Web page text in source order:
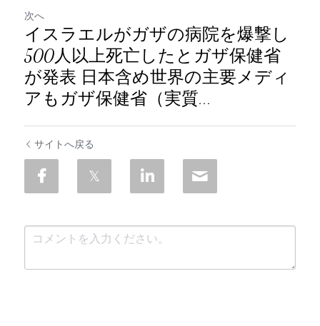
次へ
イスラエルがガザの病院を爆撃し
500人以上死亡したとガザ保健省
が発表 日本含め世界の主要メディ
アもガザ保健省（実質...
サイトへ戻る